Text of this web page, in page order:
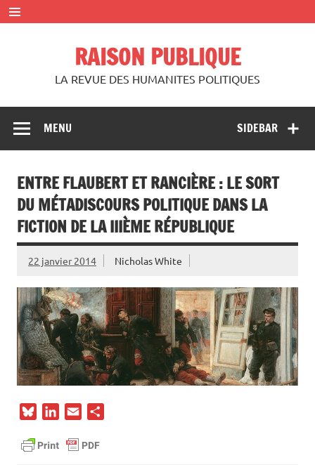
Skip
to
content
RAISON PUBLIQUE
LA REVUE DES HUMANITES POLITIQUES
SIDEBAR
MENU
ENTRE FLAUBERT ET RANCIÈRE : LE SORT
DU MÉTADISCOURS POLITIQUE DANS LA
FICTION DE LA IIIÈME RÉPUBLIQUE
22 janvier 2014 Nicholas White
u
a